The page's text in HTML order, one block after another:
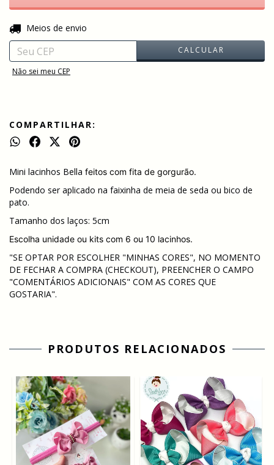
Entregas para o CEP:
Meios de envio
CALCULAR
Não sei meu CEP
COMPARTILHAR:
Mini lacinhos Bella feitos com fita de gorgurão.
Podendo ser aplicado na faixinha de meia de seda ou bico de
pato.
Tamanho dos laços: 5cm
Escolha unidade ou kits com 6 ou 10 lacinhos.
"SE OPTAR POR ESCOLHER "MINHAS CORES", NO MOMENTO
DE FECHAR A COMPRA (CHECKOUT), PREENCHER O CAMPO
"COMENTÁRIOS ADICIONAIS" COM AS CORES QUE
GOSTARIA".
PRODUTOS RELACIONADOS